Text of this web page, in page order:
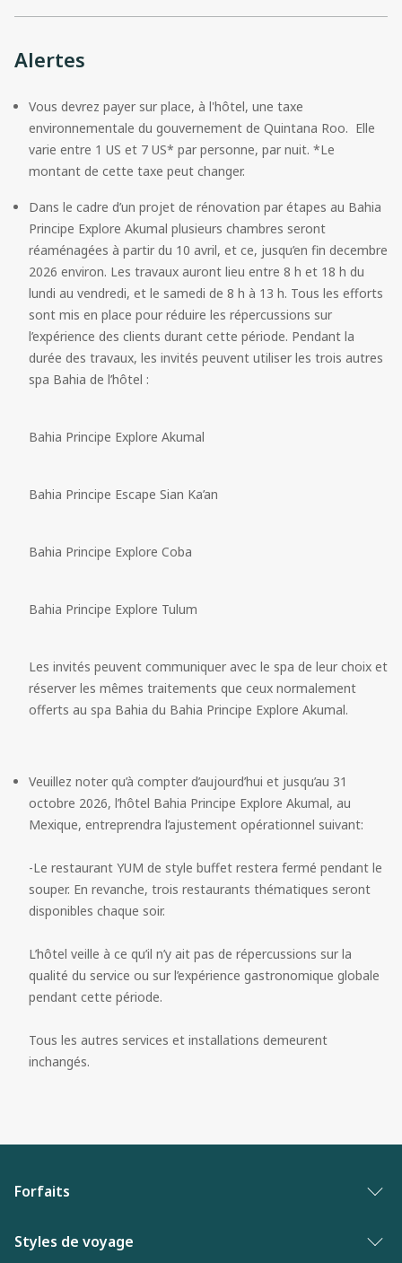
Alertes
Vous devrez payer sur place, à l'hôtel, une taxe
environnementale du gouvernement de Quintana Roo.  Elle
varie entre 1 US et 7 US* par personne, par nuit. *Le
montant de cette taxe peut changer.
Dans le cadre d’un projet de rénovation par étapes au Bahia
Principe Explore Akumal plusieurs chambres seront
réaménagées à partir du 10 avril, et ce, jusqu’en fin decembre
2026 environ. Les travaux auront lieu entre 8 h et 18 h du
lundi au vendredi, et le samedi de 8 h à 13 h. Tous les efforts
sont mis en place pour réduire les répercussions sur
l’expérience des clients durant cette période. Pendant la
durée des travaux, les invités peuvent utiliser les trois autres
spa Bahia de l’hôtel :
Bahia Principe Explore Akumal
Bahia Principe Escape Sian Ka’an
Bahia Principe Explore Coba
Bahia Principe Explore Tulum
Les invités peuvent communiquer avec le spa de leur choix et
réserver les mêmes traitements que ceux normalement
offerts au spa Bahia du Bahia Principe Explore Akumal.
Veuillez noter qu’à compter d’aujourd’hui et jusqu’au 31
octobre 2026, l’hôtel Bahia Principe Explore Akumal, au
Mexique, entreprendra l’ajustement opérationnel suivant:
-Le restaurant YUM de style buffet restera fermé pendant le
souper. En revanche, trois restaurants thématiques seront
disponibles chaque soir.
L’hôtel veille à ce qu’il n’y ait pas de répercussions sur la
qualité du service ou sur l’expérience gastronomique globale
pendant cette période.
Tous les autres services et installations demeurent
inchangés.
Forfaits
Forfaits vacances
Styles de voyage